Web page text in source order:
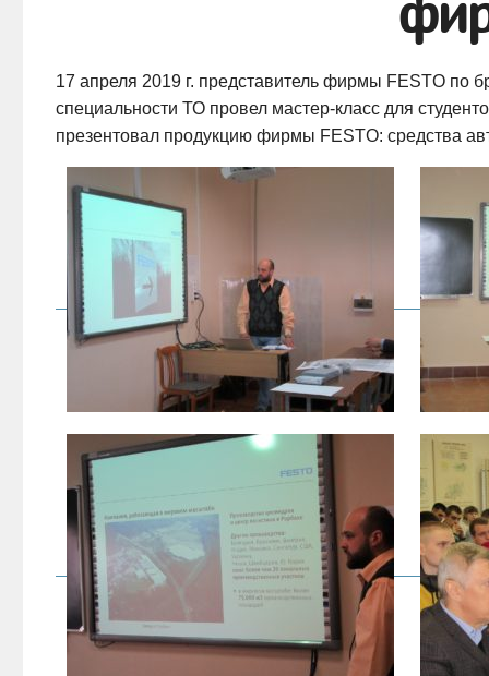
17 апреля 2019 г. представитель фирмы FESTO по
специальности ТО провел мастер-классдля
презентовал продукцию фирмы FESTO: средства